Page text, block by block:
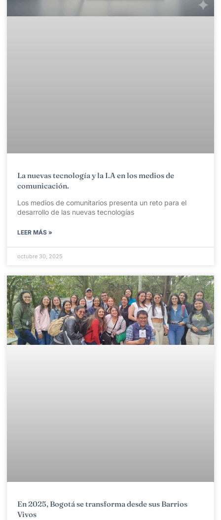
La nuevas tecnología y la I.A en los medios de
comunicación.
Los medios de comunitarios presenta un reto para el
desarrollo de las nuevas tecnologías
LEER MÁS »
octubre 30, 2025
En 2025, Bogotá se transforma desde sus Barrios
Vivos